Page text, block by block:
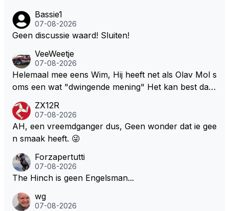
Bassie1
07-08-2026
Geen discussie waard! Sluiten!
VeeWeetje
07-08-2026
Helemaal mee eens Wim, Hij heeft net als Olav Mol s
oms een wat "dwingende mening" Het kan best dat
l bij Windsor op te roepen. Maar in een tijd zonder r
aces zijn dit leuke berichtjes
ZX12R
07-08-2026
AH, een vreemdganger dus, Geen wonder dat ie gee
n smaak heeft. 😜
Forzapertutti
07-08-2026
The Hinch is geen Engelsman...
wg
07-08-2026